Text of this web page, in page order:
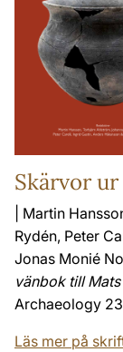
Skärvor
| Martin
Rydén, Peter
Jonas Monié
vänbok till
Archaeology 23
Läs mer på